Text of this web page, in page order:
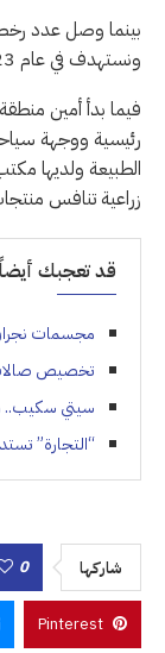
ونستهدف في عام 2023 ثلاثة أضعاف هذا الرقم في 2030.
فيما بدأ أمين
الطبيعة ولديها
زراعية تنافس
قد تعجبك أيضاً
مجسمات
تخصيص
سيتي سكيب.. مشاريع بـ12.8 مليار
“التجارة” تستدعي 5.5 ألف حامل
شاركها 0
Pinterest